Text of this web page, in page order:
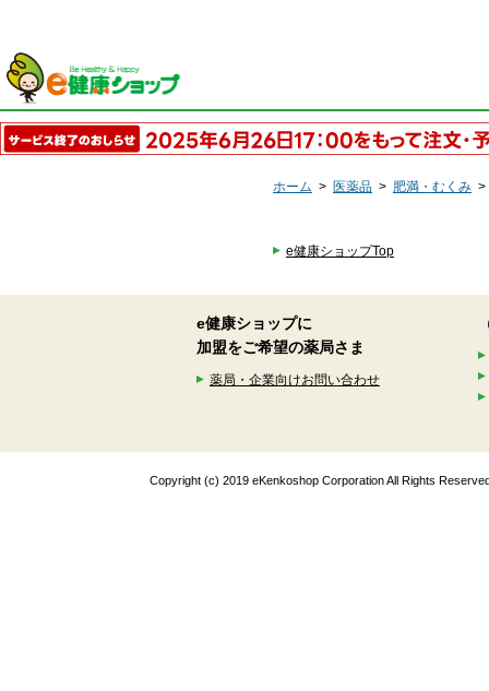
ホーム > 医薬品 > 肥満・むくみ
e健康ショップTop
e健康ショップに
加盟をご希望の薬局さま
薬局・企業向けお問い合わせ
Copyright (c) 2019 eKenkoshop Corporation All Rights